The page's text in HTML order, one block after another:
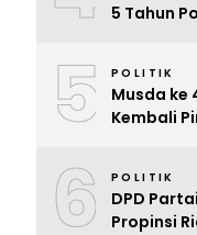
5 Tahun
5 POLITIK
Musda ke
Kembali
6 POLITIK
DPD
Propinsi